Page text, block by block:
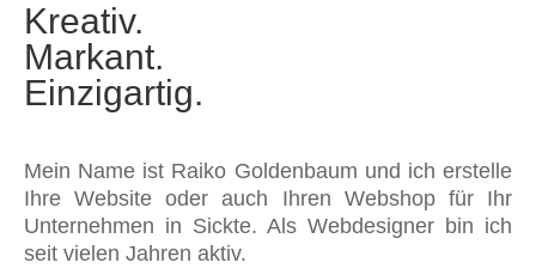
Kreativ.
Markant.
Einzigartig.
Mein Name ist Raiko Goldenbaum und ich erstelle
Ihre Website oder auch Ihren Webshop für Ihr
Unternehmen in Sickte. Als Webdesigner bin ich
seit vielen Jahren aktiv.